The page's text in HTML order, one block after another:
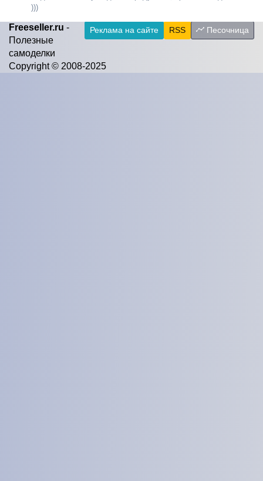
)))
Песочница
RSS
Реклама на сайте
Freeseller.ru -
Полезные
самоделки
Copyright © 2008-2025